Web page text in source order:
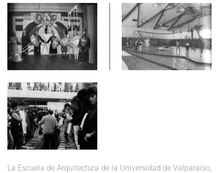
La Escuela de Arquitectura de la Universidad de Valparaíso,